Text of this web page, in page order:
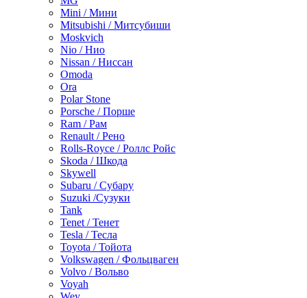
Mini / Мини
Mitsubishi / Митсубиши
Moskvich
Nio / Нио
Nissan / Ниссан
Omoda
Ora
Polar Stone
Porsche / Порше
Ram / Рам
Renault / Рено
Rolls-Royce / Роллс Ройс
Skoda / Шкода
Skywell
Subaru / Субару
Suzuki /Сузуки
Tank
Tenet / Тенет
Tesla / Тесла
Toyota / Тойота
Volkswagen / Фольцваген
Volvo / Вольво
Voyah